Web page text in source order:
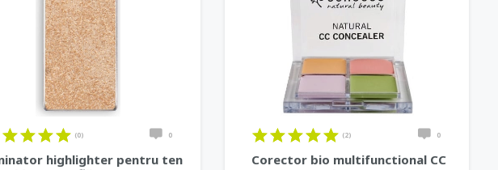
(0) 0
highlighter pentru ten
(2) 0
Corector bio multifunctional CC